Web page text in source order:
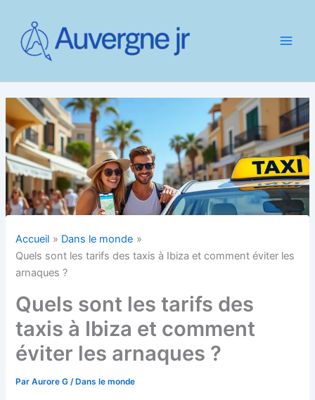
contenu
Accueil
Dans le monde
Quels sont les tarifs des taxis à Ibiza et comment éviter les
arnaques ?
Quels sont les tarifs des
taxis à Ibiza et comment
éviter les arnaques ?
ParAurore G/Dans le monde